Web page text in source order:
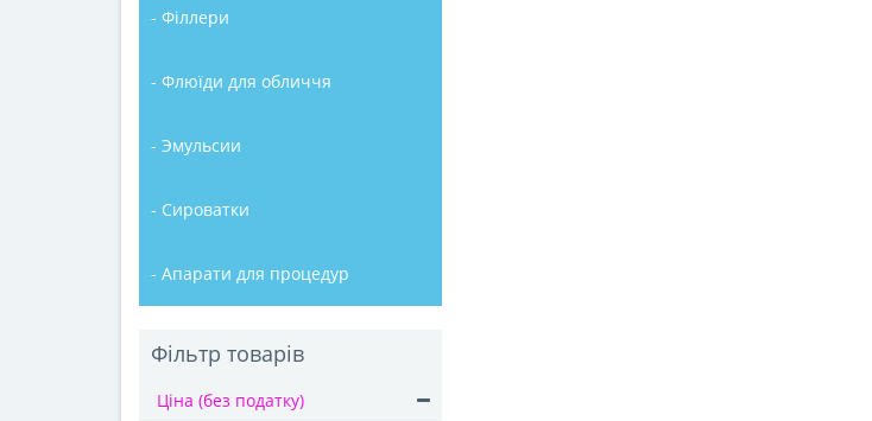
- Філлери
- Флюїди для обличчя
- Эмульсии
- Сироватки
- Апарати для процедур
Фільтр товарів
Ціна (без податку)